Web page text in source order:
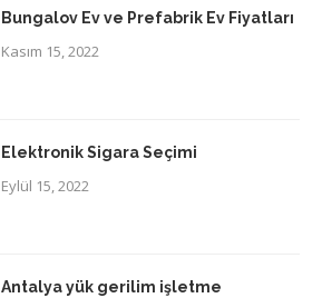
Bungalov Ev ve Prefabrik Ev Fiyatları
Kasım 15, 2022
Elektronik Sigara Seçimi
Eylül 15, 2022
Antalya yük gerilim işletme